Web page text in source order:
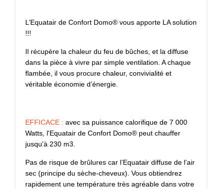
L’Equatair de Confort Domo® vous apporte LA solution
!!!
Il récupère la chaleur du feu de bûches, et la diffuse
dans la pièce à vivre par simple ventilation. A chaque
flambée, il vous procure chaleur, convivialité et
véritable économie d’énergie.
EFFICACE : avec sa puissance calorifique de 7 000
Watts, l'Equatair de Confort Domo® peut chauffer
jusqu'à 230 m3.
Pas de risque de brûlures car l’Equatair diffuse de l’air
sec (principe du sèche-cheveux). Vous obtiendrez
rapidement une température très agréable dans votre